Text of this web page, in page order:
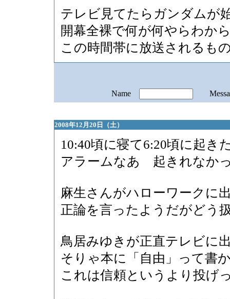
テレビ見てたらガンダムが
開幕全裸で何が何やらわか
この時間帯に放送されるも
Name
2008年12月20日（土）
10:40頃に寝て6:20頃に起き
アラームなあ 起きれなか
麻生さんがハローワークに
正論を言ったようだがどう
鳥居みゆきが正直テレビに
そりゃ本に「自由」って
これは信頼というより投